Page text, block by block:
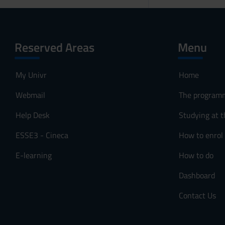
Reserved Areas
My Univr
Webmail
Help Desk
ESSE3 - Cineca
E-learning
Menu
Home
The
Studying at
How to enrol
How to do
Dashboard
Contact Us